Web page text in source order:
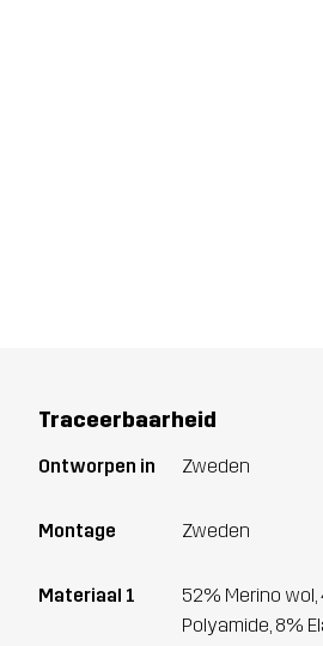
Traceerbaarheid
Ontworpen in Zweden
Montage Zweden
Materiaal 1
52% Merino wol,
Polyamide, 8%